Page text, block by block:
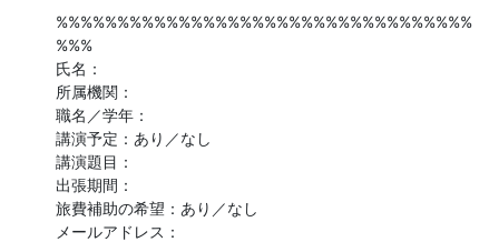
%%%%%%%%%%%%%%%%%%%%%%%%%%%%%%%%%%
%%%
氏名：
所属機関：
職名／学年：
講演予定：あり／なし
講演題目：
出張期間：
旅費補助の希望：あり／なし
メールアドレス：